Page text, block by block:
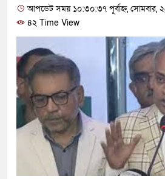
স্বরাষ্ট্রমন্ত্রী
হারুনসহ
লতিফ
আপডেট সময় ১০:৩০:৩৭ পূর্বাহ্ন, সোমবার,
৪২ Time View